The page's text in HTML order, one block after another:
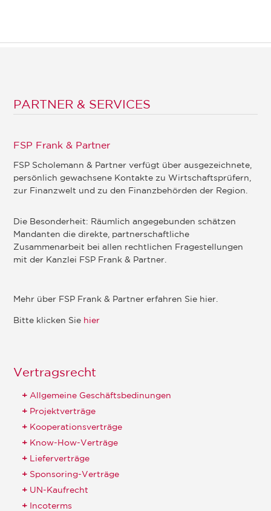
PARTNER & SERVICES
FSP Frank & Partner
FSP Scholemann & Partner verfügt über ausgezeichnete,
persönlich gewachsene Kontakte zu Wirtschaftsprüfern,
zur Finanzwelt und zu den Finanzbehörden der Region.
Die Besonderheit: Räumlich angegebunden schätzen
Mandanten die direkte, partnerschaftliche
Zusammenarbeit bei allen rechtlichen Fragestellungen
mit der Kanzlei FSP Frank & Partner.
Mehr über FSP Frank & Partner erfahren Sie hier.
Bitte klicken Sie hier
Vertragsrecht
Allgemeine Geschäftsbedinungen
Projektverträge
Kooperationsverträge
Know-How-Verträge
Lieferverträge
Sponsoring-Verträge
UN-Kaufrecht
Incoterms